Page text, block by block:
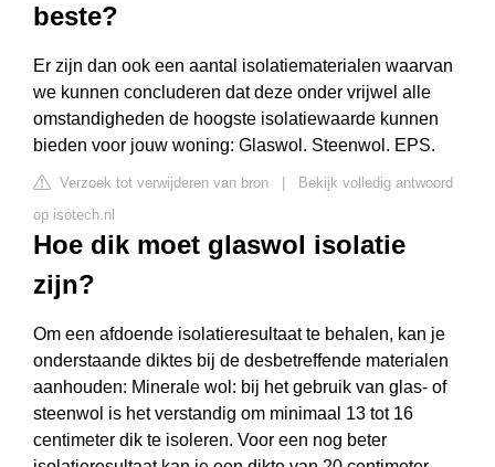
beste?
Er zijn dan ook een aantal isolatiematerialen waarvan
we kunnen concluderen dat deze onder vrijwel alle
omstandigheden de hoogste isolatiewaarde kunnen
bieden voor jouw woning: Glaswol. Steenwol. EPS.
Verzoek tot verwijderen van bron
Bekijk volledig antwoord
op isotech.nl
Hoe dik moet glaswol isolatie
zijn?
Om een afdoende isolatieresultaat te behalen, kan je
onderstaande diktes bij de desbetreffende materialen
aanhouden: Minerale wol: bij het gebruik van glas- of
steenwol is het verstandig om minimaal 13 tot 16
centimeter dik te isoleren. Voor een nog beter